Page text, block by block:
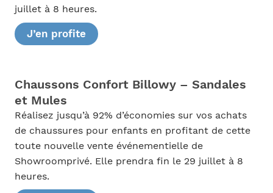
juillet à 8 heures.
J’en profite
Chaussons Confort Billowy – Sandales
et Mules
Réalisez jusqu’à 92% d’économies sur vos achats
de chaussures pour enfants en profitant de cette
toute nouvelle vente événementielle de
Showroomprivé. Elle prendra fin le 29 juillet à 8
heures.